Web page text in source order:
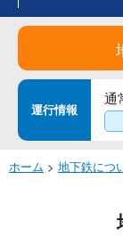
運行情報
通
ホーム > 地下鉄につ